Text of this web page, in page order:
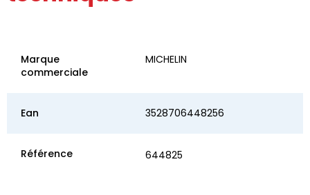
Marque
commerciale
MICHELIN
Ean 3528706448256
Référence 644825